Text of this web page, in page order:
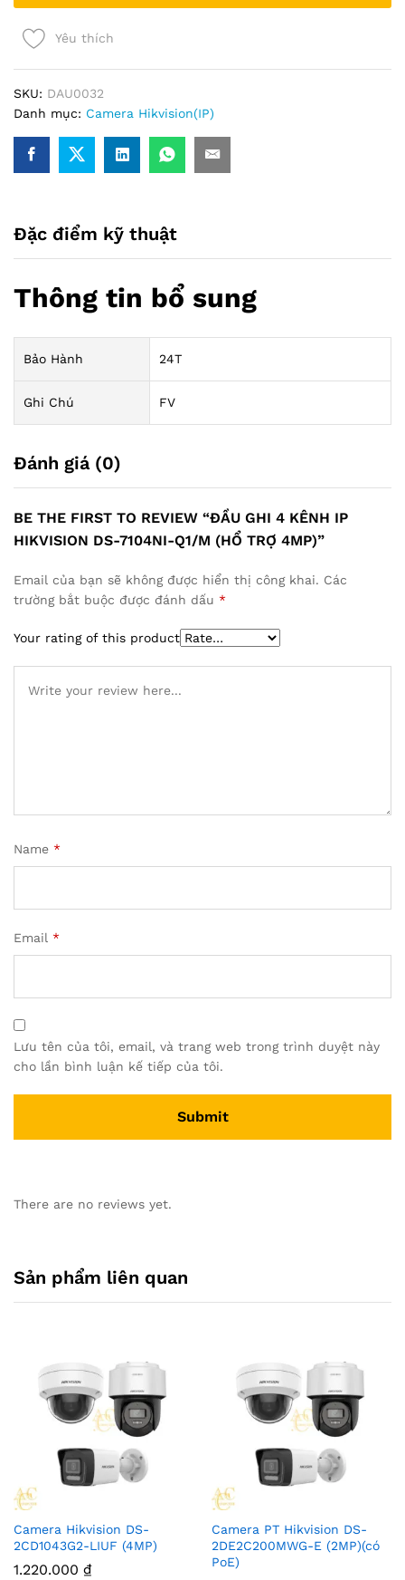
Q1/M
(hổ
trợ
4MP)
quantity
Yêu thích
SKU: DAU0032
Danh mục: Camera Hikvision(IP)
Đặc điểm kỹ thuật
Thông tin bổ sung
Bảo Hành 24T
Ghi Chú FV
Đánh giá (0)
BE THE FIRST TO REVIEW “ĐẦU GHI 4 KÊNH IP
HIKVISION DS-7104NI-Q1/M (HỔ TRỢ 4MP)”
Email của bạn sẽ không được hiển thị công khai. Các
trường bắt buộc được đánh dấu *
Your rating of this product
Name *
Email *
Lưu tên của tôi, email, và trang web trong trình duyệt này
cho lần bình luận kế tiếp của tôi.
There are no reviews yet.
Sản phẩm liên quan
Camera Hikvision DS-
2CD1043G2-LIUF (4MP)
1.220.000 ₫
Camera PT Hikvision DS-
2DE2C200MWG-E (2MP)(có
PoE)